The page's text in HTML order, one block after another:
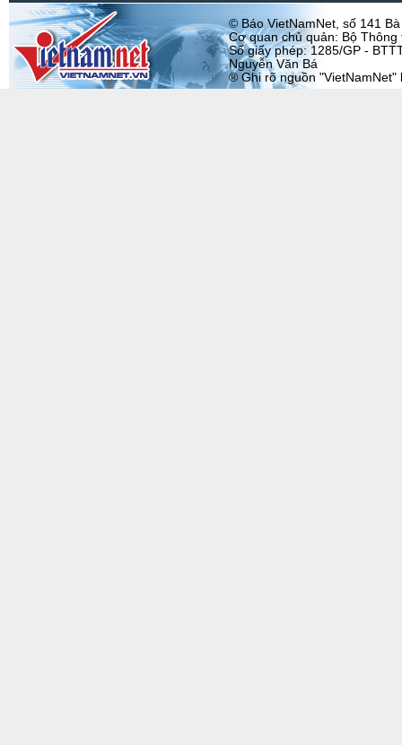
© Báo VietNamNet, số 141
Cơ quan chủ quản: Bộ Thông
Số giấy phép: 1285/GP -
Nguyễn Văn Bá
® Ghi rõ nguồn "VietNamNet"